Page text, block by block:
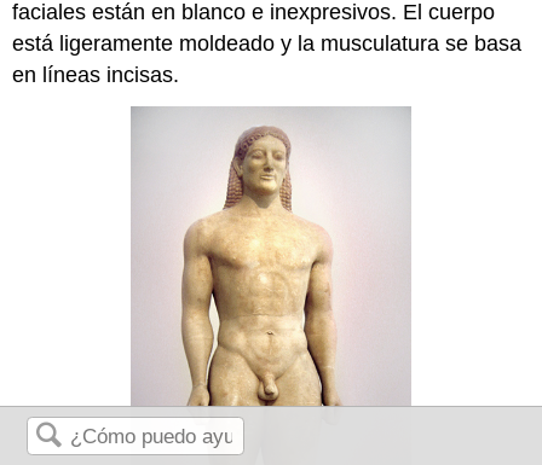
faciales están en blanco e inexpresivos. El cuerpo
está ligeramente moldeado y la musculatura se basa
en líneas incisas.